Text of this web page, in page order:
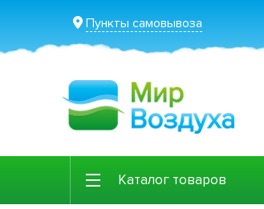
Пункты самовывоза
Каталог товаров